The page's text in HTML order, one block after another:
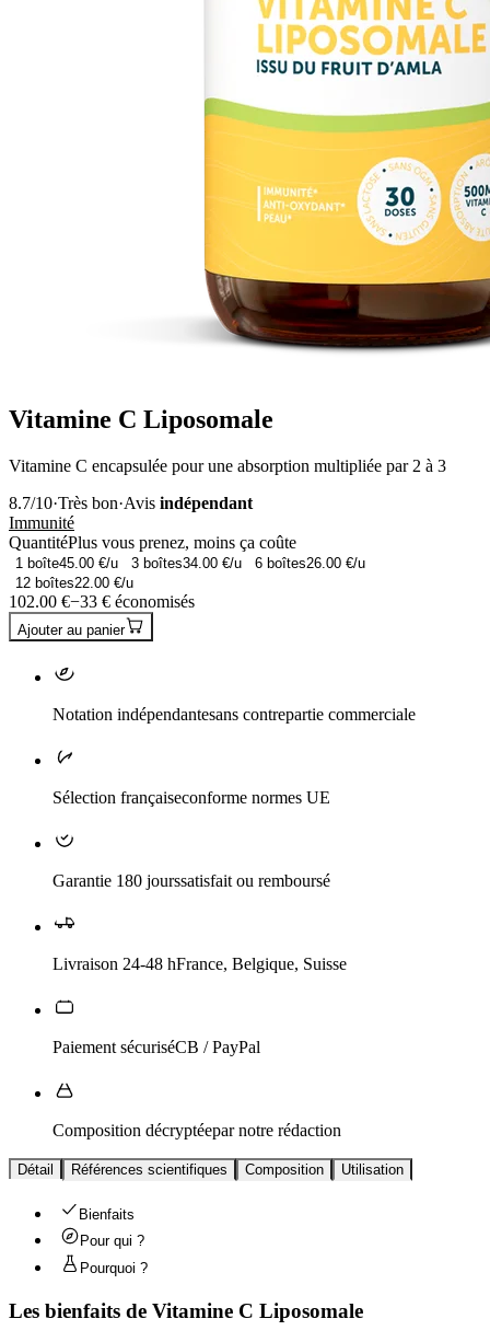
Vitamine C Liposomale
Vitamine C encapsulée pour une absorption multipliée par 2 à 3
8.7/10·Très bon·Avis indépendant
Immunité
QuantitéPlus vous prenez, moins ça coûte
1 boîte45.00 €/u 3 boîtes34.00 €/u 6 boîtes26.00 €/u
12 boîtes22.00 €/u
102.00 €−33 € économisés
Ajouter au panier
Notation indépendantesans contrepartie commerciale
Sélection françaiseconforme normes UE
Garantie 180 jourssatisfait ou remboursé
Livraison 24-48 hFrance, Belgique, Suisse
Paiement sécuriséCB / PayPal
Composition décryptéepar notre rédaction
Détail Références scientifiques Composition Utilisation
Bienfaits
Pour qui ?
Pourquoi ?
Les bienfaits de Vitamine C Liposomale